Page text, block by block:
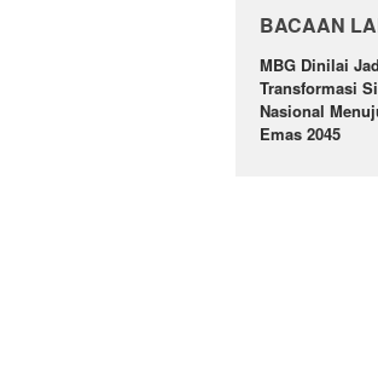
BACAAN
MBG Dinilai
Transformasi
Nasional
Emas 2045